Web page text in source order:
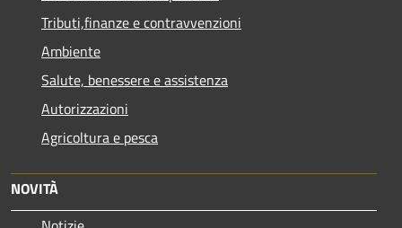
Tributi,finanze e contravvenzioni
Ambiente
Salute, benessere e assistenza
Autorizzazioni
Agricoltura e pesca
NOVITÀ